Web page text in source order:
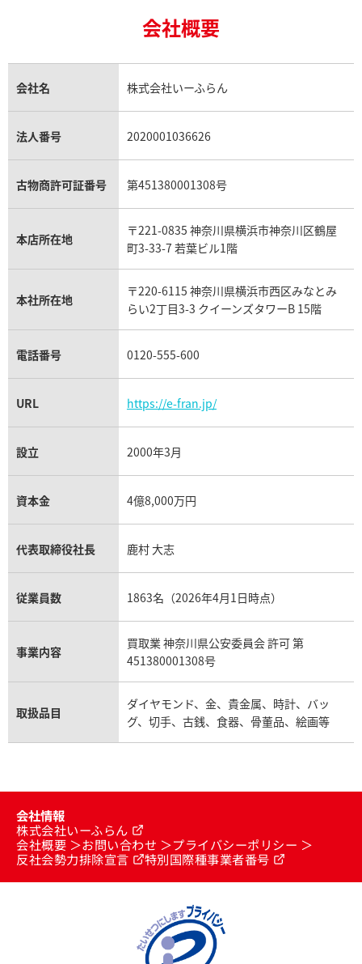
金貨買取
貴金属買取
銀・シルバー買取
パラジウム買取
トパーズ買取
タンザナイト買取
キャッツアイ買取
アクアマリン買取
ロレックス エクスプローラー買取
ロレックス デイトジャスト買取
パテック フィリップノーチラス買取
ヴァシュロン・コンスタンタン買取
オメガ買取
カルティエ買取
フランク ミュラー買取
リシャール・ミル買取
パネライ買取
チューダー（チュードル）買取
シャネル マトラッセ買取
セリーヌ買取
プラダ買取
ヴァンクリーフ＆アーペル買取
ショーメ買取
ダミアーニ買取
モーブッサン買取
会社概要
会社名 株式会社いーふらん
法人番号 2020001036626
古物商許可証番号 第451380001308号
本店所在地
〒221-0835 神奈川県横浜市神奈川区鶴屋
町3-33-7 若葉ビル1階
本社所在地
〒220-6115 神奈川県横浜市西区みなとみ
らい2丁目3-3 クイーンズタワーB 15階
電話番号 0120-555-600
URL https://e-fran.jp/
設立 2000年3月
資本金 4億8,000万円
代表取締役社長 鹿村 大志
従業員数 1863名（2026年4月1日時点）
事業内容
買取業 神奈川県公安委員会 許可 第
451380001308号
取扱品目
ダイヤモンド、金、貴金属、時計、バッ
グ、切手、古銭、食器、骨董品、絵画等
会社情報
株式会社いーふらん
会社概要
お問い合わせ
プライバシーポリシー
反社会勢力排除宣言
特別国際種事業者番号